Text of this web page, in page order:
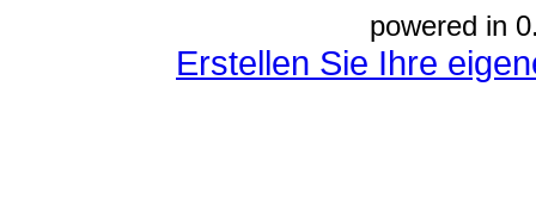
powered in
Erstellen Sie Ihre